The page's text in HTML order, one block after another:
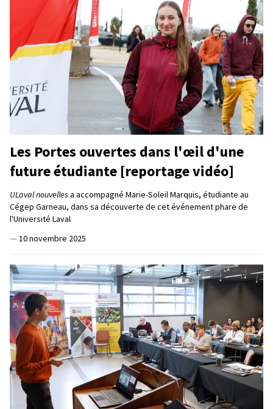
Les Portes ouvertes dans l'œil d'une
future étudiante [reportage vidéo]
ULaval nouvelles a accompagné Marie-Soleil Marquis, étudiante au
Cégep Garneau, dans sa découverte de cet événement phare de
l'Université Laval
— 10 novembre 2025